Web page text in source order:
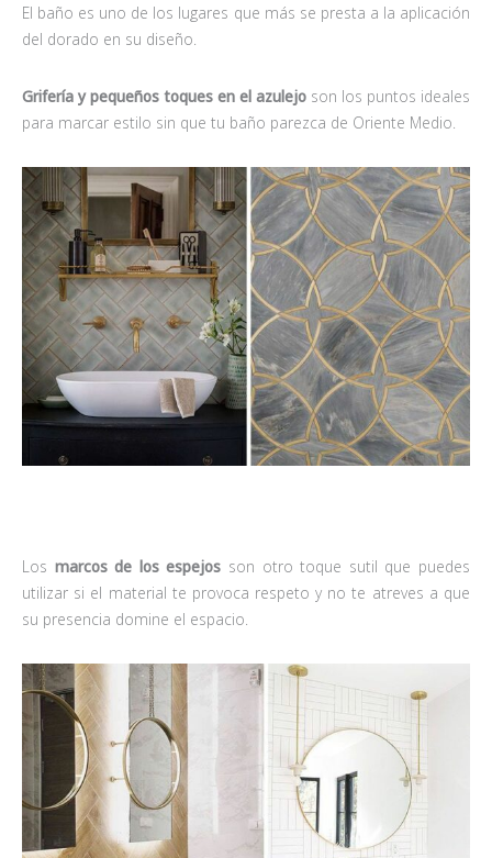
El baño es uno de los lugares que más se presta a la aplicación
del dorado en su diseño.
Grifería y pequeños toques en el azulejo son los puntos ideales
para marcar estilo sin que tu baño parezca de Oriente Medio.
Los marcos de los espejos son otro toque sutil que puedes
utilizar si el material te provoca respeto y no te atreves a que
su presencia domine el espacio.